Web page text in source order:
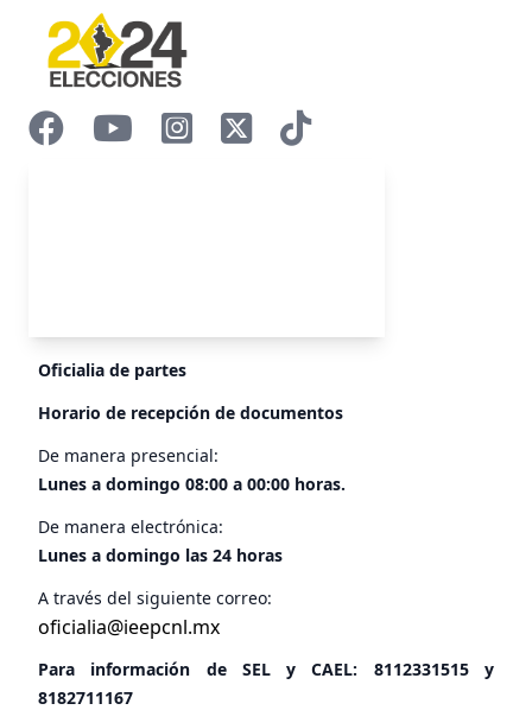
Oficialia de partes
Horario de recepción de documentos
De manera presencial:
Lunes a domingo 08:00 a 00:00 horas.
De manera electrónica:
Lunes a domingo las 24 horas
A través del siguiente correo:
oficialia@ieepcnl.mx
Para información de SEL y CAEL: 8112331515y
8182711167